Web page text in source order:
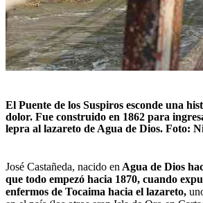
El Puente de los Suspiros esconde una
dolor. Fue construido en 1862 para
lepra al lazareto de Agua de Dios. Foto:
José Castañeda, nacido en Agua de Dios
que todo empezó hacia 1870, cuando
enfermos de Tocaima hacia el lazareto,